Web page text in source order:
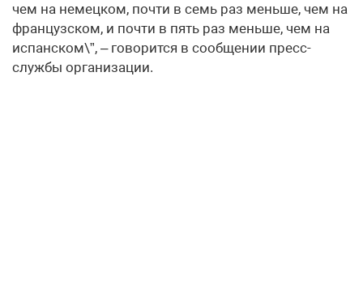
чем на немецком, почти в семь раз меньше, чем на
французском, и почти в пять раз меньше, чем на
испанском\”, – говорится в сообщении пресс-
службы организации.